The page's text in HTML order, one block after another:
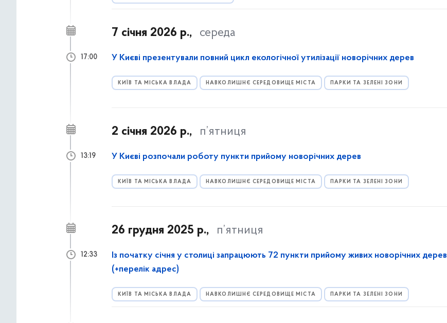
7 січня 2026 р., середа
У Києві презентували повний цикл екологічної утилізації новорічних дерев
КИЇВ ТА МІСЬКА ВЛАДА НАВКОЛИШНЄ СЕРЕДОВИЩЕ МІСТА ПАРКИ ТА ЗЕЛЕНІ ЗОНИ
17:00
2 січня 2026 р., п’ятниця
У Києві розпочали роботу пункти прийому новорічних дерев
КИЇВ ТА МІСЬКА ВЛАДА НАВКОЛИШНЄ СЕРЕДОВИЩЕ МІСТА ПАРКИ ТА ЗЕЛЕНІ ЗОНИ
13:19
26 грудня 2025 р., п’ятниця
Із початку січня у столиці запрацюють 72 пункти прийому живих новорічних дерев
(+перелік адрес)
КИЇВ ТА МІСЬКА ВЛАДА НАВКОЛИШНЄ СЕРЕДОВИЩЕ МІСТА ПАРКИ ТА ЗЕЛЕНІ ЗОНИ
12:33